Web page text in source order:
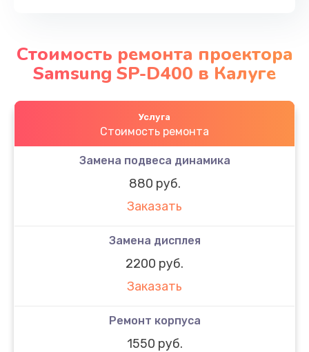
Стоимость ремонта проектора
Samsung SP-D400 в Калуге
Услуга
Стоимость ремонта
Замена подвеса динамика
880 руб.
Заказать
Замена дисплея
2200 руб.
Заказать
Ремонт корпуса
1550 руб.